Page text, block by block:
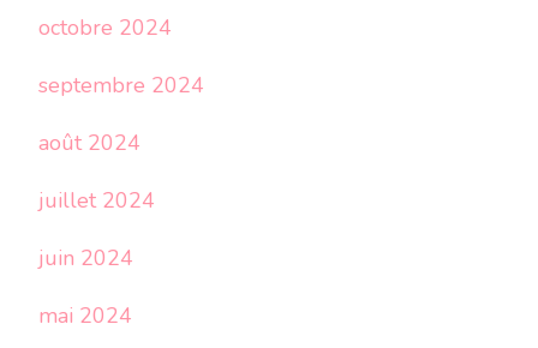
octobre 2024
septembre 2024
août 2024
juillet 2024
juin 2024
mai 2024